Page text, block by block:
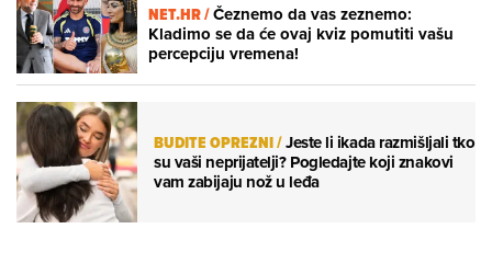
NET.HR /Čeznemo da vas zeznemo:
Kladimo se da će ovaj kviz pomutiti vašu
percepciju vremena!
BUDITE OPREZNI/Jeste li ikada razmišljali tko
su vaši neprijatelji? Pogledajte koji znakovi
vam zabijaju nož u leđa